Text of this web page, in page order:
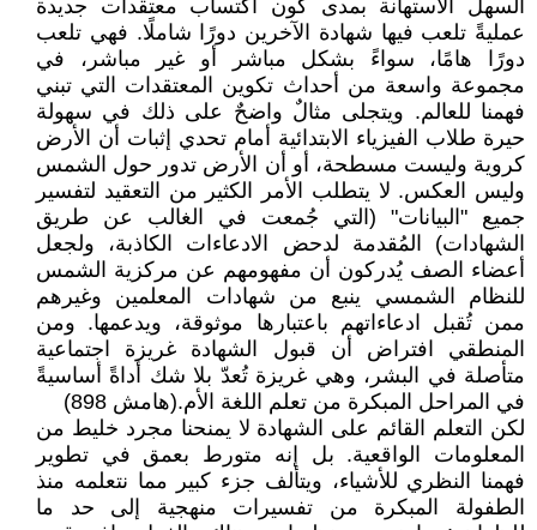
السهل الاستهانة بمدى كون اكتساب معتقدات جديدة
عمليةً تلعب فيها شهادة الآخرين دورًا شاملًا. فهي تلعب
دورًا هامًا، سواءً بشكل مباشر أو غير مباشر، في
مجموعة واسعة من أحداث تكوين المعتقدات التي تبني
فهمنا للعالم. ويتجلى مثالٌ واضحٌ على ذلك في سهولة
حيرة طلاب الفيزياء الابتدائية أمام تحدي إثبات أن الأرض
كروية وليست مسطحة، أو أن الأرض تدور حول الشمس
وليس العكس. لا يتطلب الأمر الكثير من التعقيد لتفسير
جميع "البيانات" (التي جُمعت في الغالب عن طريق
الشهادات) المُقدمة لدحض الادعاءات الكاذبة، ولجعل
أعضاء الصف يُدركون أن مفهومهم عن مركزية الشمس
للنظام الشمسي ينبع من شهادات المعلمين وغيرهم
ممن تُقبل ادعاءاتهم باعتبارها موثوقة، ويدعمها. ومن
المنطقي افتراض أن قبول الشهادة غريزة اجتماعية
متأصلة في البشر، وهي غريزة تُعدّ بلا شك أداةً أساسيةً
في المراحل المبكرة من تعلم اللغة الأم.(هامش 898)
لكن التعلم القائم على الشهادة لا يمنحنا مجرد خليط من
المعلومات الواقعية. بل إنه متورط بعمق في تطوير
فهمنا النظري للأشياء، ويتألف جزء كبير مما نتعلمه منذ
الطفولة المبكرة من تفسيرات منهجية إلى حد ما